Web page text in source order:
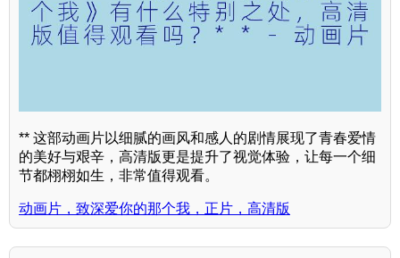
** 这部动画片以细腻的画风和感人的剧情展现了青春爱情
的美好与艰辛，高清版更是提升了视觉体验，让每一个细
节都栩栩如生，非常值得观看。
动画片，致深爱你的那个我，正片，高清版